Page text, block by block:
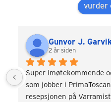
vurder
Gunvor J.
2 år siden
Super imøtekommende
som jobber i
resepsjonen på